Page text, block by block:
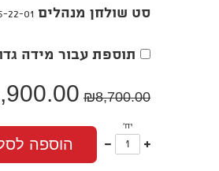
סט שולחן מנהלים 22-01
תוספת עבור מידה גדולה
₪8,700.00
יח'
עוד
פחות
אחד
הוספה